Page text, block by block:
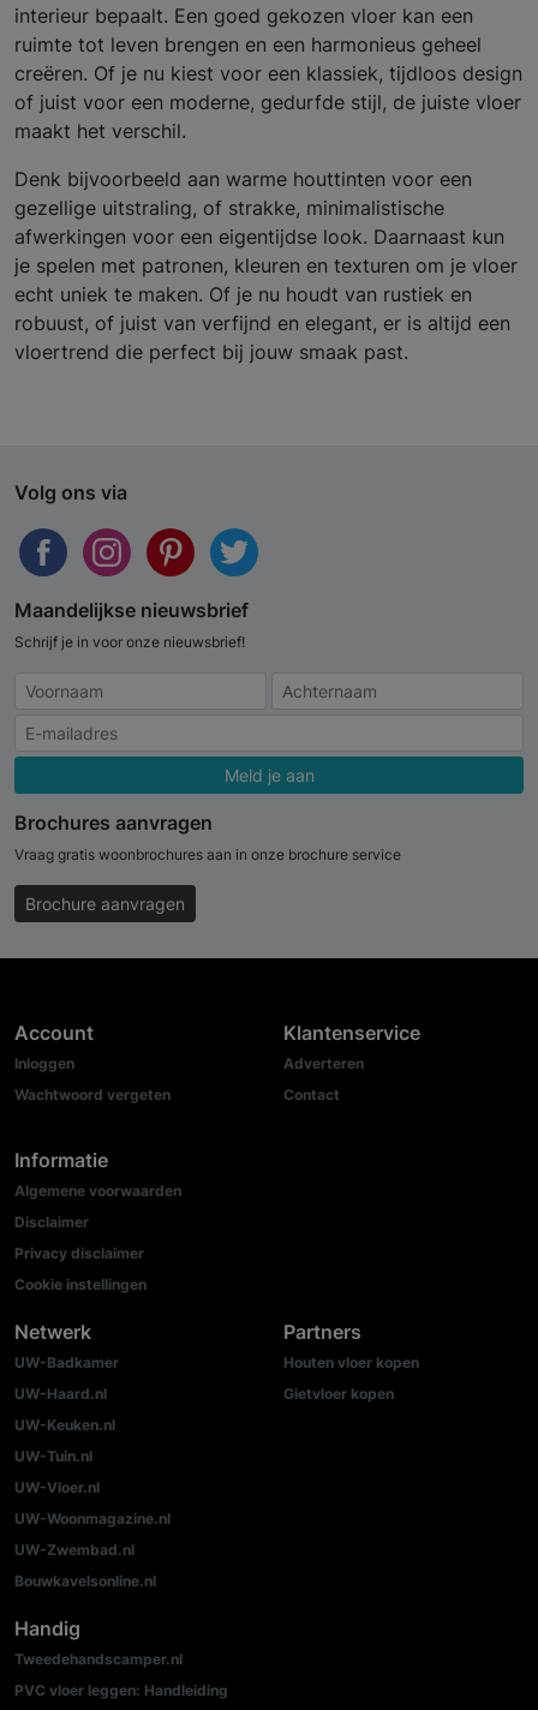
interieur bepaalt. Een goed gekozen vloer kan een
ruimte tot leven brengen en een harmonieus geheel
creëren. Of je nu kiest voor een klassiek, tijdloos design
of juist voor een moderne, gedurfde stijl, de juiste vloer
maakt het verschil.
Denk bijvoorbeeld aan warme houttinten voor een
gezellige uitstraling, of strakke, minimalistische
afwerkingen voor een eigentijdse look. Daarnaast kun
je spelen met patronen, kleuren en texturen om je vloer
echt uniek te maken. Of je nu houdt van rustiek en
robuust, of juist van verfijnd en elegant, er is altijd een
vloertrend die perfect bij jouw smaak past.
Volg ons via
Maandelijkse nieuwsbrief
Schrijf je in voor onze nieuwsbrief!
Meld je aan
Brochures aanvragen
Vraag gratis woonbrochures aan in onze brochure service
Brochure aanvragen
Account
Inloggen
Wachtwoord vergeten
Informatie
Algemene voorwaarden
Disclaimer
Privacy disclaimer
Cookie instellingen
Klantenservice
Adverteren
Contact
Netwerk
UW-Badkamer
UW-Haard.nl
UW-Keuken.nl
UW-Tuin.nl
UW-Vloer.nl
UW-Woonmagazine.nl
UW-Zwembad.nl
Bouwkavelsonline.nl
Partners
Houten vloer kopen
Gietvloer kopen
Handig
Tweedehandscamper.nl
PVC vloer leggen: Handleiding